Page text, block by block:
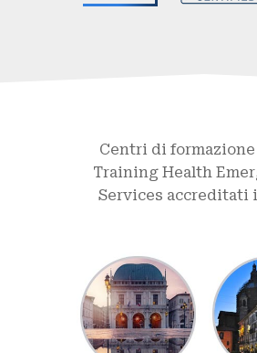
Centri di formazione
Training Health
Services accreditati